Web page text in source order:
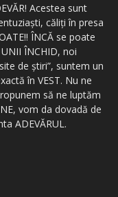
Acestea sunt
căliţi în presa
ÎNCĂ se poate
ÎNCHID, noi
de ştiri”, suntem un
în VEST. Nu ne
să ne luptăm
vom da dovadă de
ADEVĂRUL.